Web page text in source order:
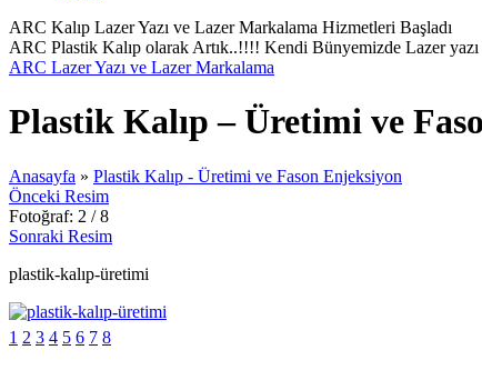
ARC Kalıp Lazer Yazı ve Lazer Markalama Hizmetleri Başladı
ARC Plastik Kalıp olarak Artık..!!!! Kendi Bünyemizde Lazer
ARC Lazer Yazı ve Lazer Markalama
Plastik Kalıp – Üretimi ve
Anasayfa » Plastik Kalıp - Üretimi ve Fason Enjeksiyon
Önceki Resim
Fotoğraf: 2 / 8
Sonraki Resim
plastik-kalıp-üretimi
1 2 3 4 5 6 7 8